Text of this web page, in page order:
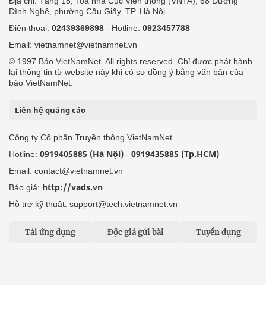
Đình Nghệ, phường Cầu Giấy, TP. Hà Nội.
Điện thoại: 02439369898 - Hotline: 0923457788
Email: vietnamnet@vietnamnet.vn
© 1997 Báo VietNamNet. All rights reserved. Chỉ được phát hành
lại thông tin từ website này khi có sự đồng ý bằng văn bản của
báo VietNamNet.
Liên hệ quảng cáo
Công ty Cổ phần Truyền thông VietNamNet
Hotline: 0919405885 (Hà Nội) - 0919435885 (Tp.HCM)
Email: contact@vietnamnet.vn
Báo giá: http://vads.vn
Hỗ trợ kỹ thuật: support@tech.vietnamnet.vn
Tải ứng dụng Độc giả gửi bài Tuyển dụng